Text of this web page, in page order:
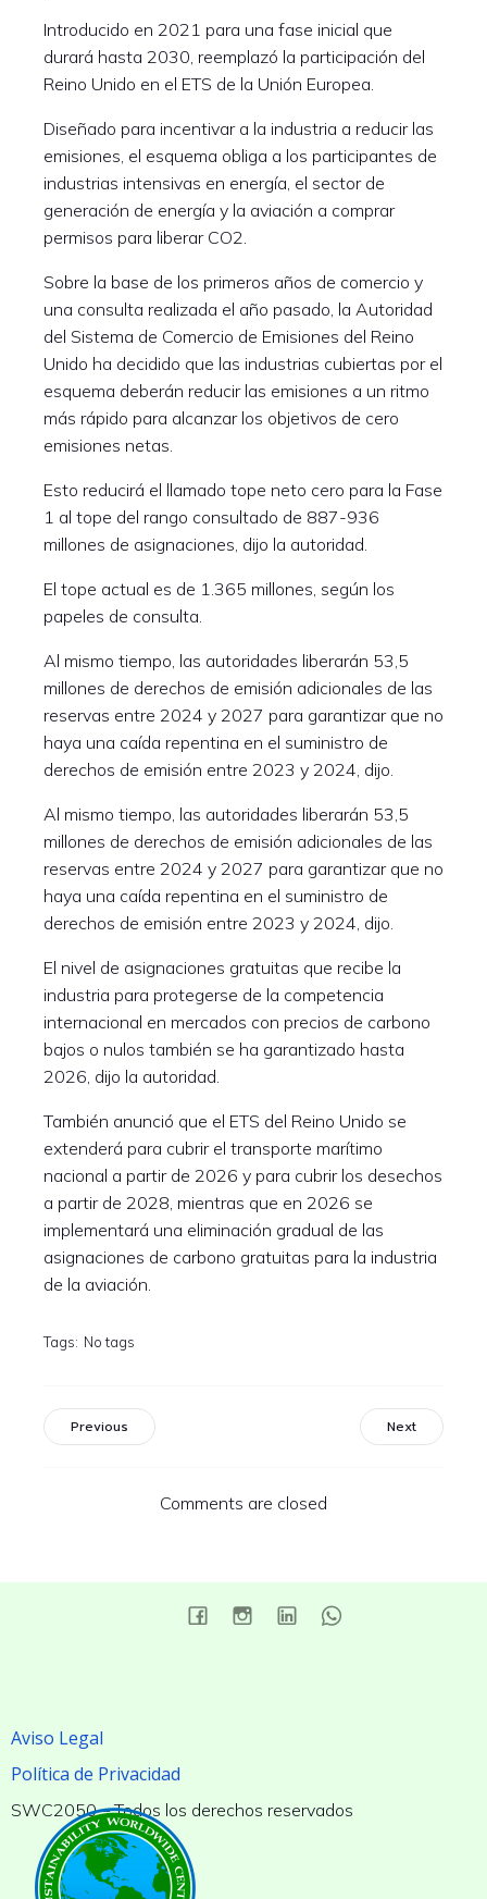
Introducido en 2021 para una fase inicial que
durará hasta 2030, reemplazó la participación del
Reino Unido en el ETS de la Unión Europea.
Diseñado para incentivar a la industria a reducir las
emisiones, el esquema obliga a los participantes de
industrias intensivas en energía, el sector de
generación de energía y la aviación a comprar
permisos para liberar CO2.
Sobre la base de los primeros años de comercio y
una consulta realizada el año pasado, la Autoridad
del Sistema de Comercio de Emisiones del Reino
Unido ha decidido que las industrias cubiertas por el
esquema deberán reducir las emisiones a un ritmo
más rápido para alcanzar los objetivos de cero
emisiones netas.
Esto reducirá el llamado tope neto cero para la Fase
1 al tope del rango consultado de 887-936
millones de asignaciones, dijo la autoridad.
El tope actual es de 1.365 millones, según los
papeles de consulta.
Al mismo tiempo, las autoridades liberarán 53,5
millones de derechos de emisión adicionales de las
reservas entre 2024 y 2027 para garantizar que no
haya una caída repentina en el suministro de
derechos de emisión entre 2023 y 2024, dijo.
Al mismo tiempo, las autoridades liberarán 53,5
millones de derechos de emisión adicionales de las
reservas entre 2024 y 2027 para garantizar que no
haya una caída repentina en el suministro de
derechos de emisión entre 2023 y 2024, dijo.
El nivel de asignaciones gratuitas que recibe la
industria para protegerse de la competencia
internacional en mercados con precios de carbono
bajos o nulos también se ha garantizado hasta
2026, dijo la autoridad.
También anunció que el ETS del Reino Unido se
extenderá para cubrir el transporte marítimo
nacional a partir de 2026 y para cubrir los desechos
a partir de 2028, mientras que en 2026 se
implementará una eliminación gradual de las
asignaciones de carbono gratuitas para la industria
de la aviación.
Tags: No tags
Previous Next
Comments are closed
Aviso Legal
Política de Privacidad
SWC2050 – Todos los derechos reservados